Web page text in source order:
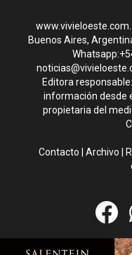
Buenos Aires,
Editora
información desde
propietaria del
Contacto |Archivo